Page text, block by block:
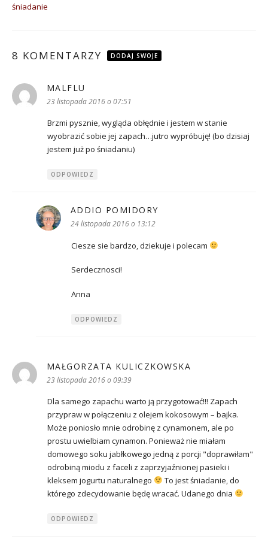
śniadanie
8 KOMENTARZY DODAJ SWOJE
MALFLU
23 listopada 2016 o 07:51
Brzmi pysznie, wygląda obłędnie i jestem w stanie
wyobrazić sobie jej zapach…jutro wypróbuję! (bo dzisiaj
jestem już po śniadaniu)
ODPOWIEDZ
ADDIO POMIDORY
24 listopada 2016 o 13:12
Ciesze sie bardzo, dziekuje i polecam
Serdecznosci!
Anna
ODPOWIEDZ
MAŁGORZATA KULICZKOWSKA
23 listopada 2016 o 09:39
Dla samego zapachu warto ją przygotować!!! Zapach
przypraw w połączeniu z olejem kokosowym – bajka.
Może poniosło mnie odrobinę z cynamonem, ale po
prostu uwielbiam cynamon. Ponieważ nie miałam
domowego soku jabłkowego jedną z porcji "doprawiłam"
odrobiną miodu z faceli z zaprzyjaźnionej pasieki i
kleksem jogurtu naturalnego
To jest śniadanie, do
którego zdecydowanie będę wracać. Udanego dnia
ODPOWIEDZ